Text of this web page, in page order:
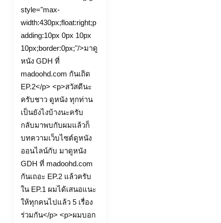
by
style="max-
width:430px;float:right;p
adding:10px 0px 10px
10px;border:0px;"/>มาดู
หนัง GDH ที่
madoohd.com กันเถิด
EP.2</p> <p>สวัสดีนะ
ครับชาว ดูหนัง ทุกท่าน
เป็นยังไงบ้างนะครับ
กลับมาพบกับผมแล้วก็
บทความเว็บไซต์ดูหนัง
ออนไลน์กับ มาดูหนัง
GDH ที่ madoohd.com
กันเถอะ EP.2 แล้วครับ
ใน EP.1 ผมได้เสนอแนะ
ให้ทุกคนไปแล้ว 5 เรื่อง
ร่วมกัน</p> <p>ผมบอก